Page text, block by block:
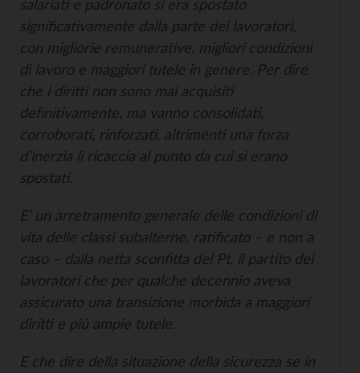
salariati e padronato si era spostato
significativamente dalla parte dei lavoratori,
con migliorie remunerative, migliori condizioni
di lavoro e maggiori tutele in genere. Per dire
che i diritti non sono mai acquisiti
definitivamente, ma vanno consolidati,
corroborati, rinforzati, altrimenti una forza
d’inerzia li ricaccia al punto da cui si erano
spostati.
E’ un arretramento generale delle condizioni di
vita delle classi subalterne, ratificato – e non a
caso – dalla netta sconfitta del Pt, il partito dei
lavoratori che per qualche decennio aveva
assicurato una transizione morbida a maggiori
diritti e più ampie tutele.
E che dire della situazione della sicurezza se in